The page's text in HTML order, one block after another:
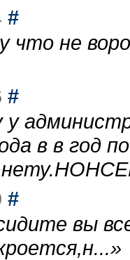
#
что не
#
у
в в год
#
вы
»